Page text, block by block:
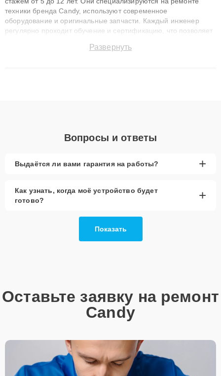
техники бренда Candy, используют современное
оборудование и оригинальные запчасти. Каждый инженер
регулярно проходит обучение и сертификацию, что позволяет
технику с сохранением гарантии до 3 лет. Наши мастера
Развернуть
Вопросы и ответы
Выдаётся ли вами гарантия на работы? +
Как узнать, когда моё устройство будет
готово?
+
Показать
Оставьте заявку на ремонт
Candy